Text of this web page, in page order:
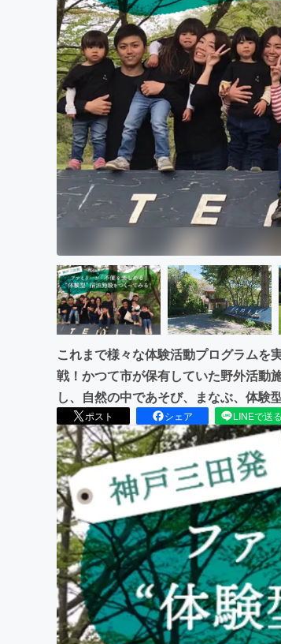
ビジネス・起業
まちづくり・地域活性化
これまで様々な体験活動プログラムを
戦！かつて市が保有していた野外活動
し、自然の中であそび、まなぶ、体験
ポスト シェア LINEで送る